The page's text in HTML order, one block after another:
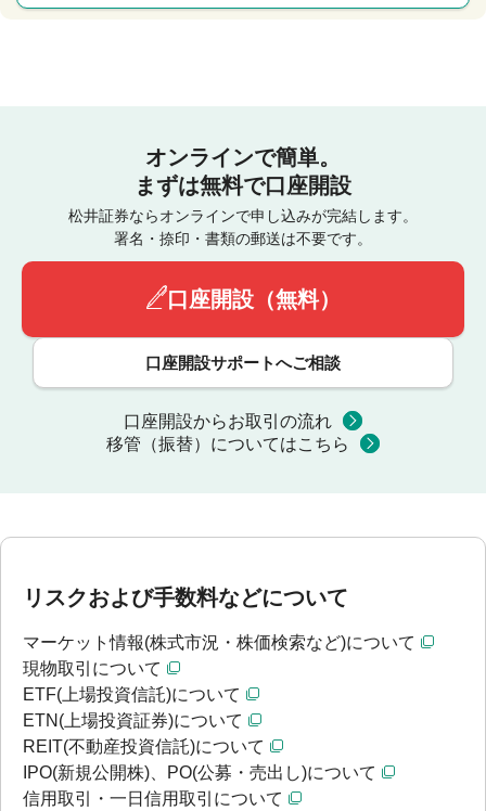
オンラインで簡単。
まずは無料で口座開設
松井証券ならオンラインで申し込みが完結します。
署名・捺印・書類の郵送は不要です。
口座開設（無料）
口座開設サポートへご相談
口座開設からお取引の流れ
移管（振替）についてはこちら
リスクおよび手数料などについて
マーケット情報(株式市況・株価検索など)について
現物取引について
ETF(上場投資信託)について
ETN(上場投資証券)について
REIT(不動産投資信託)について
IPO(新規公開株)、PO(公募・売出し)について
信用取引・一日信用取引について